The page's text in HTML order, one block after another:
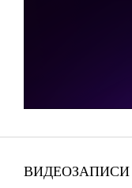
ВИДЕОЗАПИСИ